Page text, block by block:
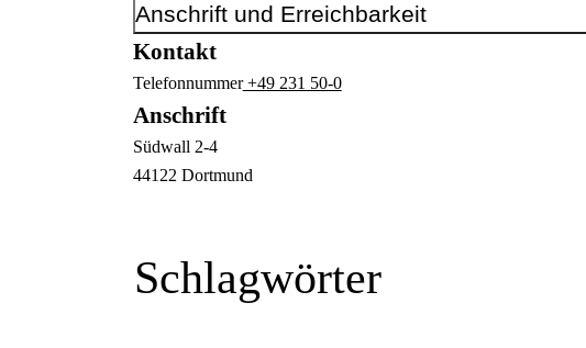
Anschrift und Erreichbarkeit
Kontakt
Telefonnummer+49 231 50-0
Anschrift
Südwall 2-4
44122 Dortmund
Schlagwörter